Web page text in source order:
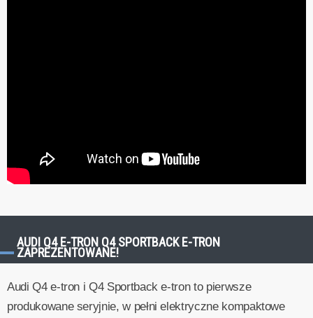
AUDI Q4 E-TRON Q4 SPORTBACK E-TRON
ZAPREZENTOWANE!
Audi Q4 e-tron i Q4 Sportback e-tron to pierwsze
produkowane seryjnie, w pełni elektryczne kompaktowe